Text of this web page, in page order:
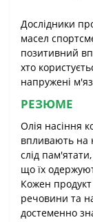
Дослідники
масел
позитивний
хто
напружені
РЕЗЮМЕ
Олія насіння
впливають на
слід
що їх
Кожен продукт
речовини та
достеменно